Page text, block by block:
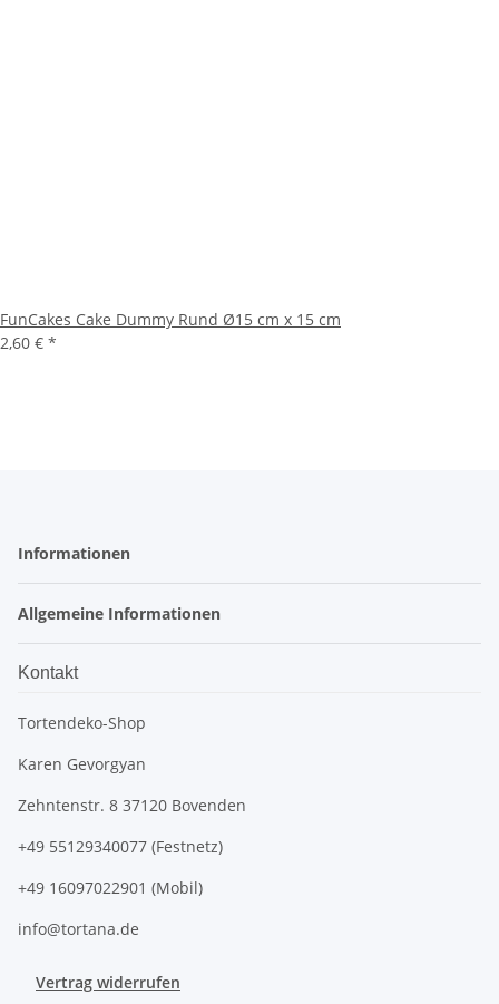
FunCakes Cake Dummy Rund Ø15 cm x 15 cm
2,60 € *
Informationen
Allgemeine Informationen
Kontakt
Tortendeko-Shop
Karen Gevorgyan
Zehntenstr. 8 37120 Bovenden
+49 55129340077 (Festnetz)
+49 16097022901 (Mobil)
info@tortana.de
Vertrag widerrufen